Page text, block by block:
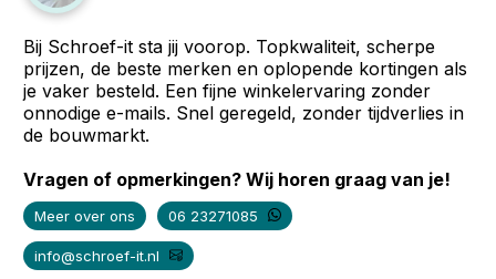
Bij Schroef-it sta jij voorop. Topkwaliteit, scherpe
prijzen, de beste merken en oplopende kortingen als
je vaker besteld. Een fijne winkelervaring zonder
onnodige e-mails. Snel geregeld, zonder tijdverlies in
de bouwmarkt.
Vragen of opmerkingen? Wij horen graag van je!
Meer over ons 06 23271085
info@schroef-it.nl